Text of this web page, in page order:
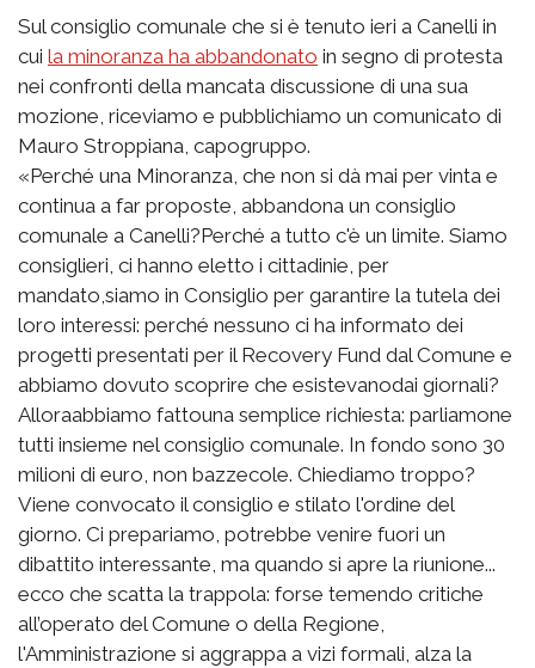
Sul consiglio comunale che si è tenuto ieri a Canelli in
cui la minoranza ha abbandonato in segno di protesta
nei confronti della mancata discussione di una sua
mozione, riceviamo e pubblichiamo un comunicato di
Mauro Stroppiana, capogruppo.
«Perché una Minoranza, che non si dà mai per vinta e
continua a far proposte, abbandona un consiglio
comunale a Canelli?Perché a tutto c'è un limite. Siamo
consiglieri, ci hanno eletto i cittadinie, per
mandato,siamo in Consiglio per garantire la tutela dei
loro interessi: perché nessuno ci ha informato dei
progetti presentati per il Recovery Fund dal Comune e
abbiamo dovuto scoprire che esistevanodai giornali?
Alloraabbiamo fattouna semplice richiesta: parliamone
tutti insieme nel consiglio comunale. In fondo sono 30
milioni di euro, non bazzecole. Chiediamo troppo?
Viene convocato il consiglio e stilato l'ordine del
giorno. Ci prepariamo, potrebbe venire fuori un
dibattito interessante, ma quando si apre la riunione...
ecco che scatta la trappola: forse temendo critiche
all’operato del Comune o della Regione,
l'Amministrazione si aggrappa a vizi formali, alza la